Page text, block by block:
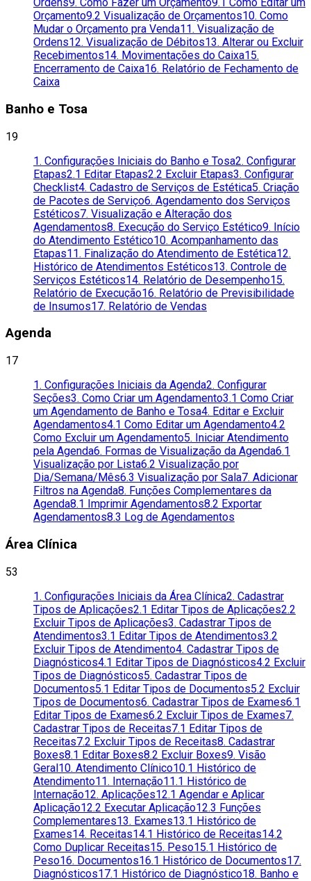
Ordens9. Como Fazer um Orçamento9.1 Como Editar um
Orçamento9.2 Visualização de Orçamentos10. Como
Mudar o Orçamento pra Venda11. Visualização de
Ordens12. Visualização de Débitos13. Alterar ou Excluir
Recebimentos14. Movimentações do Caixa15.
Encerramento de Caixa16. Relatório de Fechamento de
Caixa
Banho e Tosa
19
1. Configurações Iniciais do Banho e Tosa2. Configurar
Etapas2.1 Editar Etapas2.2 Excluir Etapas3. Configurar
Checklist4. Cadastro de Serviços de Estética5. Criação
de Pacotes de Serviço6. Agendamento dos Serviços
Estéticos7. Visualização e Alteração dos
Agendamentos8. Execução do Serviço Estético9. Início
do Atendimento Estético10. Acompanhamento das
Etapas11. Finalização do Atendimento de Estética12.
Histórico de Atendimentos Estéticos13. Controle de
Serviços Estéticos14. Relatório de Desempenho15.
Relatório de Execução16. Relatório de Previsibilidade
de Insumos17. Relatório de Vendas
Agenda
17
1. Configurações Iniciais da Agenda2. Configurar
Seções3. Como Criar um Agendamento3.1 Como Criar
um Agendamento de Banho e Tosa4. Editar e Excluir
Agendamentos4.1 Como Editar um Agendamento4.2
Como Excluir um Agendamento5. Iniciar Atendimento
pela Agenda6. Formas de Visualização da Agenda6.1
Visualização por Lista6.2 Visualização por
Dia/Semana/Mês6.3 Visualização por Sala7. Adicionar
Filtros na Agenda8. Funções Complementares da
Agenda8.1 Imprimir Agendamentos8.2 Exportar
Agendamentos8.3 Log de Agendamentos
Área Clínica
53
1. Configurações Iniciais da Área Clínica2. Cadastrar
Tipos de Aplicações2.1 Editar Tipos de Aplicações2.2
Excluir Tipos de Aplicações3. Cadastrar Tipos de
Atendimentos3.1 Editar Tipos de Atendimentos3.2
Excluir Tipos de Atendimento4. Cadastrar Tipos de
Diagnósticos4.1 Editar Tipos de Diagnósticos4.2 Excluir
Tipos de Diagnósticos5. Cadastrar Tipos de
Documentos5.1 Editar Tipos de Documentos5.2 Excluir
Tipos de Documentos6. Cadastrar Tipos de Exames6.1
Editar Tipos de Exames6.2 Excluir Tipos de Exames7.
Cadastrar Tipos de Receitas7.1 Editar Tipos de
Receitas7.2 Excluir Tipos de Receitas8. Cadastrar
Boxes8.1 Editar Boxes8.2 Excluir Boxes9. Visão
Geral10. Atendimento Clínico10.1 Histórico de
Atendimento11. Internação11.1 Histórico de
Internação12. Aplicações12.1 Agendar e Aplicar
Aplicação12.2 Executar Aplicação12.3 Funções
Complementares13. Exames13.1 Histórico de
Exames14. Receitas14.1 Histórico de Receitas14.2
Como Duplicar Receitas15. Peso15.1 Histórico de
Peso16. Documentos16.1 Histórico de Documentos17.
Diagnósticos17.1 Histórico de Diagnóstico18. Banho e